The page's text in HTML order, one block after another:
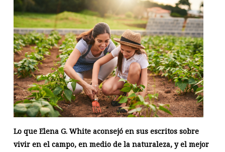
Lo que Elena G. White aconsejó en sus escritos sobre
vivir en el campo, en medio de la naturaleza, y el mejor